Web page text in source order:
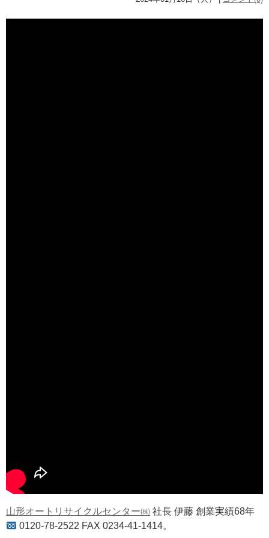
山形オートリサイクルセンター㈱ 社長 伊藤 創業実績68年
0120-78-2522 FAX 0234-41-1414。